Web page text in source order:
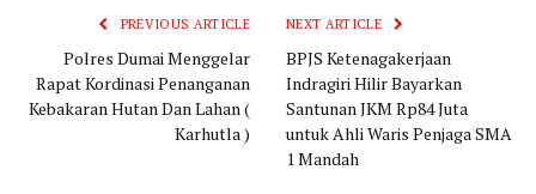
PREVIOUS ARTICLE
Polres Dumai Menggelar
Rapat Kordinasi Penanganan
Kebakaran Hutan Dan Lahan (
Karhutla )
NEXT ARTICLE
BPJS Ketenagakerjaan
Indragiri Hilir Bayarkan
Santunan JKM Rp84 Juta
untuk Ahli Waris Penjaga SMA
1 Mandah